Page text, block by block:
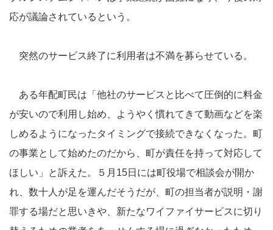
応が議論されているという。
突然のサービス終了に利用者は不満を募らせている。
ある年配町民は「他社のサービスと比べて圧倒的に料金
が安いので利用し始め、ようやく慣れてきて動画などを楽
しめるようになったタイミングで接続できなくなった。町
の事業として始めたのだから、町が責任を持って対応して
ほしい」と訴えた。５月15日には町役場で相談会が開か
れ、数十人が足を運んだそうだが、町の担当者が説明・謝
罪する場だと思いきや、新たなワイファイサービスに切り